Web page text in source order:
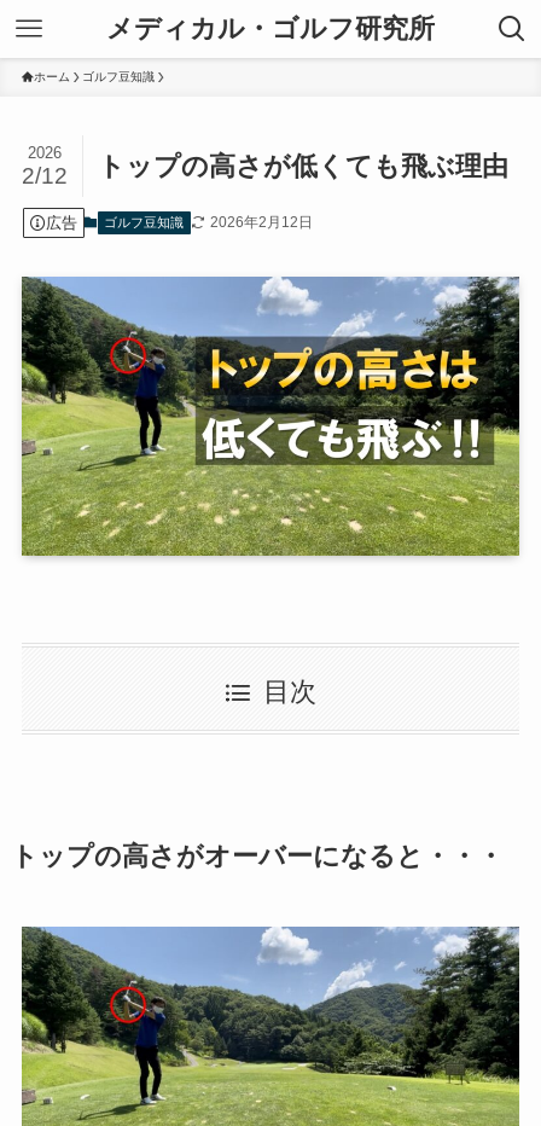
メディカル・ゴルフ研究所
ホーム ゴルフ豆知識
トップの高さが低くても飛ぶ理由
2026
2/12
広告 ゴルフ豆知識 2026年2月12日
目次
トップの高さがオーバーになると・・・